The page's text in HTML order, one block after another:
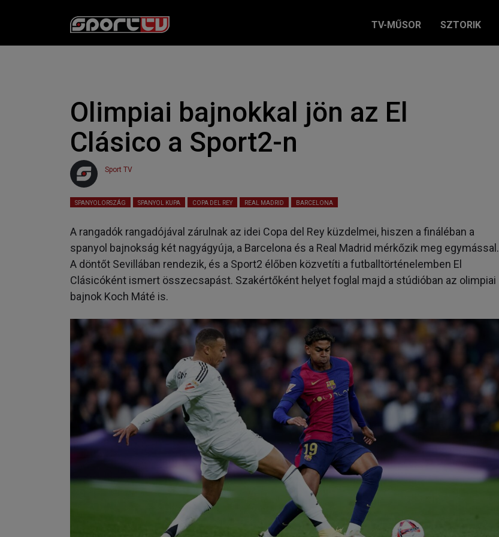
TV-MŰSOR SZTORIK
Olimpiai bajnokkal jön az El
Clásico a Sport2-n
Sport TV
SPANYOLORSZÁG SPANYOL KUPA COPA DEL REY REAL MADRID BARCELONA
A rangadók rangadójával zárulnak az idei Copa del Rey küzdelmei, hiszen a fináléban a
spanyol bajnokság két nagyágyúja, a Barcelona és a Real Madrid mérkőzik meg egymással.
A döntőt Sevillában rendezik, és a Sport2 élőben közvetíti a futballtörténelemben El
Clásicóként ismert összecsapást. Szakértőként helyet foglal majd a stúdióban az olimpiai
bajnok Koch Máté is.